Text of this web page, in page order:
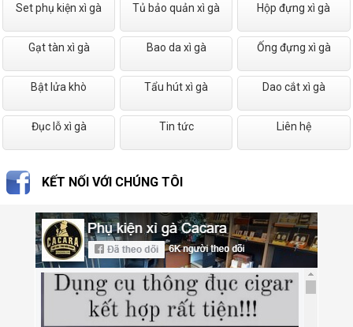
Set phụ kiện xì gà Tủ bảo quản xì gà Hộp đựng xì gà
Gạt tàn xì gà Bao da xì gà Ống đựng xì gà
Bật lửa khò Tẩu hút xì gà Dao cắt xì gà
Đục lỗ xì gà Tin tức Liên hệ
KẾT NỐI VỚI CHÚNG TÔI